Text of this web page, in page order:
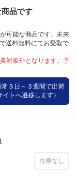
品です
可能な商品です。未来
送料無料にてお受取で
対象外となります。予
３日～３週間で出荷
イトへ遷移します）
在庫なし